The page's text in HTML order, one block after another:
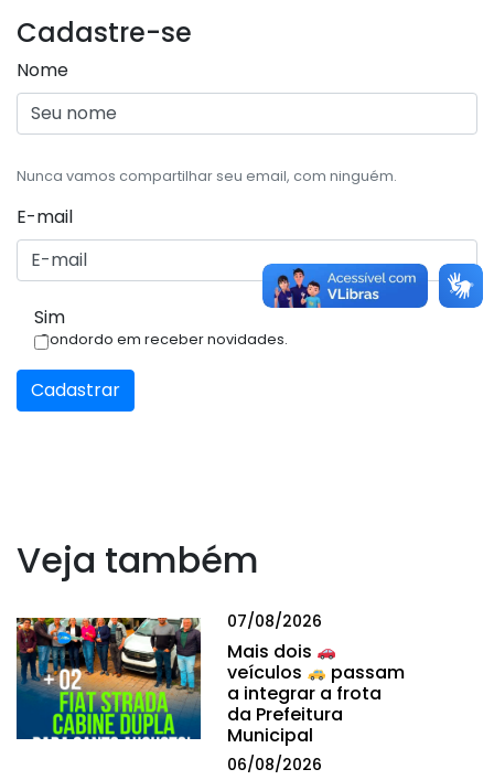
Cadastre-se
Nome
Nunca vamos compartilhar seu email, com ninguém.
E-mail
Sim
Condordo em receber novidades.
Cadastrar
Veja também
07/08/2026
Mais dois
veículos
passam
a integrar a frota
da Prefeitura
Municipal
06/08/2026